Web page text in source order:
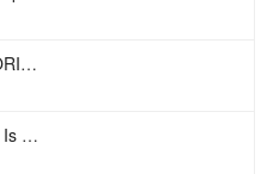
Tananai, Annalisa – STORIE BREVI
All I Want For Christmas Is You – Mariah Carey